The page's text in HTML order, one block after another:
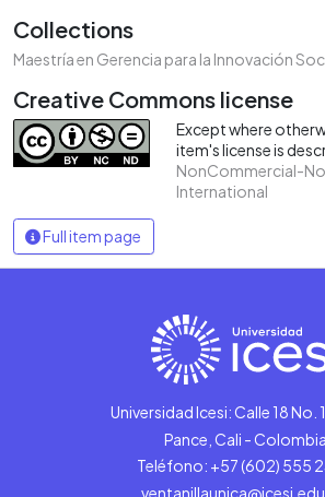
Collections
Maestría en Gerencia para la Innovación
Creative Commons license
Except where
item's license is
NonCommercial-
International
Full item page
Universidad Icesi: Calle 18 No.
Pance, Cali - Colombia
Teléfono: +57 (602) 555